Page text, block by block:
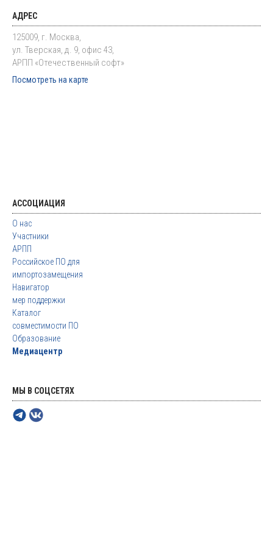
АДРЕС
125009, г. Москва,
ул. Тверская, д. 9, офис 43,
АРПП «Отечественный софт»
Посмотреть на карте
АССОЦИАЦИЯ
О нас
Участники
АРПП
Российское ПО для
импортозамещения
Навигатор
мер поддержки
Каталог
совместимости ПО
Образование
Медиацентр
МЫ В СОЦСЕТЯХ